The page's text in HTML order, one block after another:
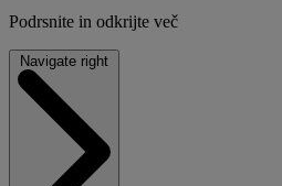
Podrsnite in odkrijte več
Navigate right